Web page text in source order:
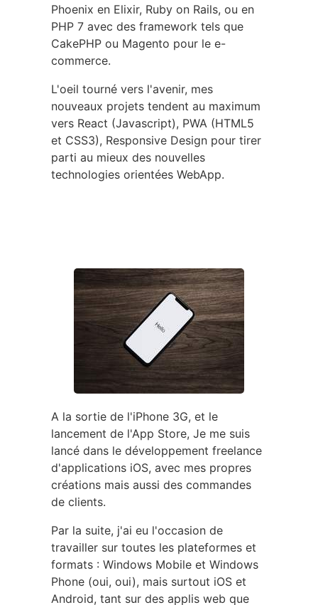
Phoenix en Elixir, Ruby on Rails, ou en
PHP 7 avec des framework tels que
CakePHP ou Magento pour le e-
commerce.
L'oeil tourné vers l'avenir, mes
nouveaux projets tendent au maximum
vers React (Javascript), PWA (HTML5
et CSS3), Responsive Design pour tirer
parti au mieux des nouvelles
technologies orientées WebApp.
A la sortie de l'iPhone 3G, et le
lancement de l'App Store, Je me suis
lancé dans le développement freelance
d'applications iOS, avec mes propres
créations mais aussi des commandes
de clients.
Par la suite, j'ai eu l'occasion de
travailler sur toutes les plateformes et
formats : Windows Mobile et Windows
Phone (oui, oui), mais surtout iOS et
Android, tant sur des applis web que